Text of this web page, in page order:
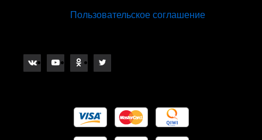
Пользовательское соглашение